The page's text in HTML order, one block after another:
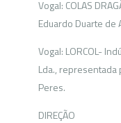
Vogal: COLAS
Eduardo Duarte de
Vogal: LORCOL-
Lda., representada
Peres.
DIREÇÃO